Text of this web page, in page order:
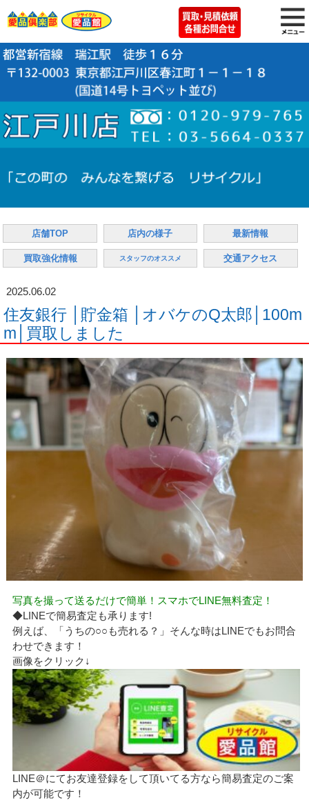
店舗TOP 店内の様子 最新情報
買取強化情報 スタッフのオススメ 交通アクセス
2025.06.02
住友銀行 │貯金箱 │オバケのQ太郎│100m
m│買取しました
写真を撮って送るだけで簡単！スマホでLINE無料査定！
◆LINEで簡易査定も承ります!
例えば、「うちの○○も売れる？」そんな時はLINEでもお問合
わせできます！
画像をクリック↓
LINE＠にてお友達登録をして頂いてる方なら簡易査定のご案
内が可能です！